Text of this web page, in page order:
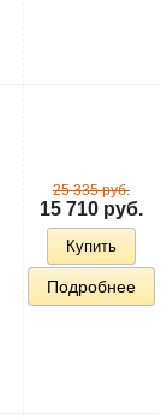
25 335 руб.
15 710 руб.
Купить
Подробнее